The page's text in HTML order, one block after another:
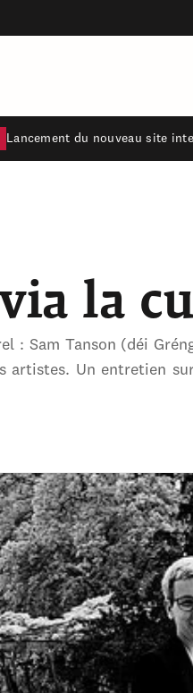
Lancement du nouveau site
la
: Sam Tanson (déi
artistes. Un entretien